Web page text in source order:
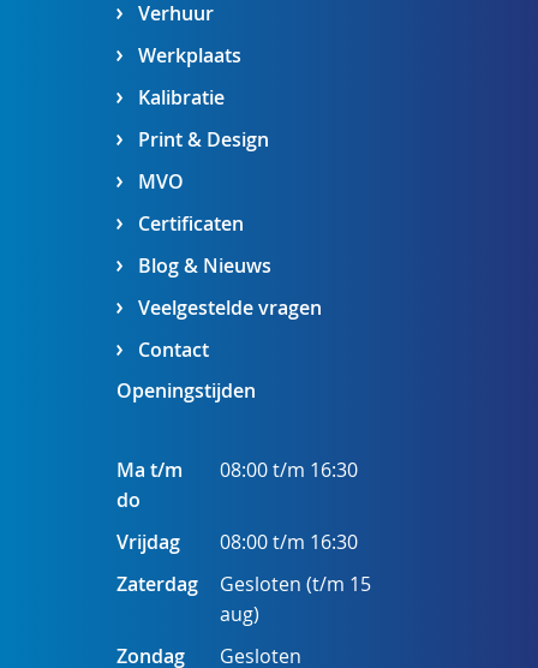
Verhuur
Werkplaats
Kalibratie
Print & Design
MVO
Certificaten
Blog & Nieuws
Veelgestelde vragen
Contact
Openingstijden
Ma t/m
do
08:00 t/m 16:30
Vrijdag
08:00 t/m 16:30
Zaterdag
Gesloten (t/m 15
aug)
Zondag
Gesloten